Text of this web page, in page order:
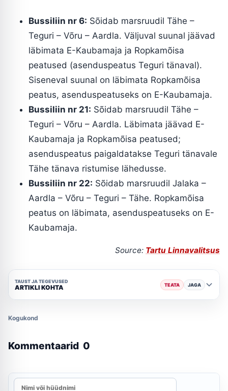
Bussiliin nr 6: Sõidab marsruudil Tähe –
Teguri – Võru – Aardla. Väljuval suunal jäävad
läbimata E-Kaubamaja ja Ropkamõisa
peatused (asenduspeatus Teguri tänaval).
Siseneval suunal on läbimata Ropkamõisa
peatus, asenduspeatuseks on E-Kaubamaja.
Bussiliin nr 21: Sõidab marsruudil Tähe –
Teguri – Võru – Aardla. Läbimata jäävad E-
Kaubamaja ja Ropkamõisa peatused;
asenduspeatus paigaldatakse Teguri tänavale
Tähe tänava ristumise lähedusse.
Bussiliin nr 22: Sõidab marsruudil Jalaka –
Aardla – Võru – Teguri – Tähe. Ropkamõisa
peatus on läbimata, asenduspeatuseks on E-
Kaubamaja.
Source: Tartu Linnavalitsus
TAUST JA TEGEVUSED
ARTIKLI KOHTA TEATA JAGA
Kogukond
Kommentaarid 0